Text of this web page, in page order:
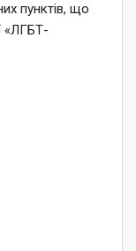
пунктів, що
«ЛГБТ-